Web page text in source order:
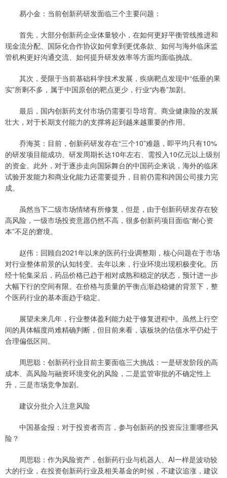
易小金：当前创新药研发面临三个主要问题：
首先，大部分创新药企业体量较小，在如何更好平衡管线推进和
现金流分配、国际化合作协议如何拿到更优条款、如何与海外临床监
管机构更好沟通交流、如何提升研发效率等方面均面临挑战。
其次，受限于当前基础科学技术发展，疾病靶点发现中“低垂的果
实”所剩不多，属于中国原创的靶点更少，行业“内卷”加剧。
最后，国内创新药支付市场仍需要引导培育。商业健康险的发展
壮大，对于长期支付能力的支撑将起到越来越重要的作用。
乔海英：目前，创新药研发存在“三个10”难题，即平均只有10%
的研发项目能成功、研发周期长达10年左右、需投入10亿元以上级别
的资金。此外，对于逐步走向国际舞台的中国药企来说，海外的临床
试验开发能力和商业化能力还需要提升，目前仍需和跨国公司接力完
成。
虽然当下二级市场情绪有所修复，但是，由于创新药研发存在较
高风险，一级市场投资意愿仍然不高，很多创新药项目面临“耐心资
本”不足的窘境。
赵伟：回顾自2021年以来的医药行业调整期，核心问题在于市场
对行业整体前景的认知转变。去年以来，行业环境出现积极变化。历
经十轮集采后，药品价格已趋于相对成熟和稳定的状态，预计进一步
大幅下行的空间有限。在价格与质量的平衡点渐趋稳健的背景下，整
个医药行业的基本面趋于稳定。
展望未来几年，行业整体盈利能力处于修复进程中。虽然上行空
间的具体幅度尚难精确判断，但目前来看，该板块的估值水平仍处于
合理偏低区间。
周思聪：创新药行业目前主要面临三大挑战：一是研发阶段的高
成本、高风险与融资环境变化的风险，二是监管审批的不确定性上
升，三是市场竞争加剧。
建议分批介入注意风险
中国基金报：对于投资者而言，参与创新药的投资应注重哪些风
险？
周思聪：作为风险资产，创新药行业与机器人、AI一样是波动较
大的行业，在投资创新药行业及相关基金的时候，不建议追涨，建议